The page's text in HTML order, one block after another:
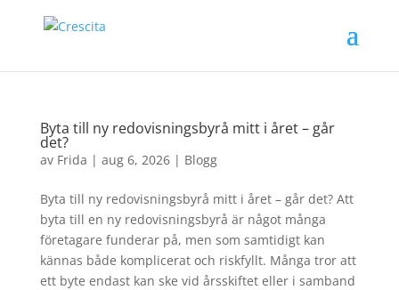
Byta till ny redovisningsbyrå mitt i året – går
det?
av Frida | aug 6, 2026| Blogg
Byta till ny redovisningsbyrå mitt i året – går det? Att
byta till en ny redovisningsbyrå är något många
företagare funderar på, men som samtidigt kan
kännas både komplicerat och riskfyllt. Många tror att
ett byte endast kan ske vid årsskiftet eller i samband